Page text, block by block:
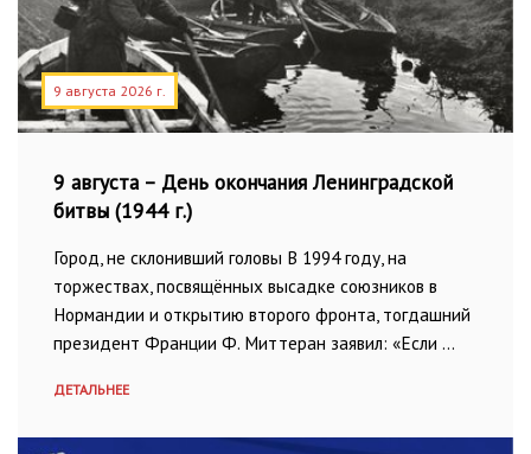
9 августа 2026 г.
9 августа – День окончания Ленинградской
битвы (1944 г.)
Город, не склонивший головы В 1994 году, на
торжествах, посвящённых высадке союзников в
Нормандии и открытию второго фронта, тогдашний
президент Франции Ф. Миттеран заявил: «Если …
ДЕТАЛЬНЕЕ